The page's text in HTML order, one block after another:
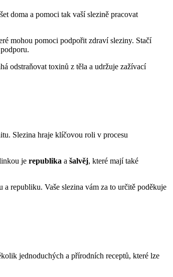
doma a pomoci tak vaší slezině pracovat
mohou pomoci podpořit zdraví sleziny.​ Stačí
odstraňovat toxinů z těla a udržuje zažívací
⁣Slezina‌ hraje klíčovou⁤ roli v procesu
je republika a šalvěj, které mají⁢ také ​
republiku. Vaše slezina vám za to určitě poděkuje
jednoduchých ⁢a přírodních receptů, které lze